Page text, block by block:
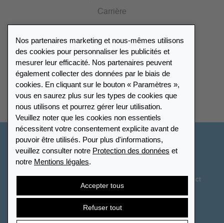
Carrière
Catalogue
Répertoire des revendeurs
Trouver Leuchtturm
Nos partenaires marketing et nous-mêmes utilisons
des cookies pour personnaliser les publicités et
mesurer leur efficacité. Nos partenaires peuvent
également collecter des données par le biais de
cookies. En cliquant sur le bouton « Paramètres »,
vous en saurez plus sur les types de cookies que
nous utilisons et pourrez gérer leur utilisation.
Veuillez noter que les cookies non essentiels
nécessitent votre consentement explicite avant de
pouvoir être utilisés. Pour plus d'informations,
veuillez consulter notre Protection des données et
notre Mentions légales.
Accepter tous
Refuser tout
Suisse - Français
Paramètres des cookies
Contact
Droit de rétractation Résilier le contrat